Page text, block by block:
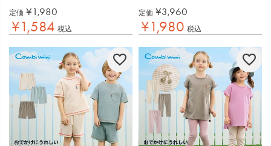
定価 ¥ 1,980
¥1,584 税込
定価 ¥3,960
¥1,980 税込